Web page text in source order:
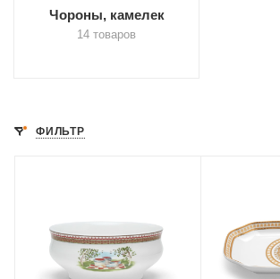
Чороны, камелек
14 товаров
ФИЛЬТР